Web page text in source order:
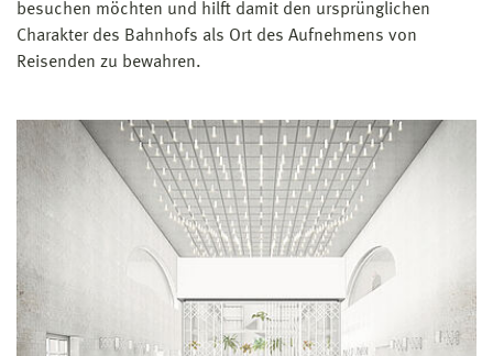
besuchen möchten und hilft damit den ursprünglichen
Charakter des Bahnhofs als Ort des Aufnehmens von
Reisenden zu bewahren.